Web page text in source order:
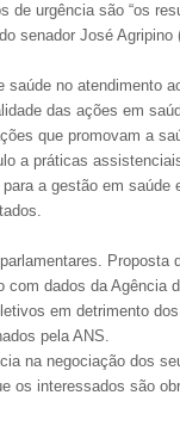
urgência são “os
senador José
no atendimento
das ações em
que promovam a
a práticas
a gestão em
com dados da
em detrimento
pela ANS.
na negociação dos
os interessados são